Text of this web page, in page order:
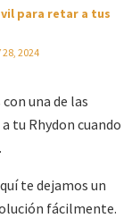
para retar a tus
28, 2024
una de las
a tu Rhydon cuando
te dejamos un
fácilmente.